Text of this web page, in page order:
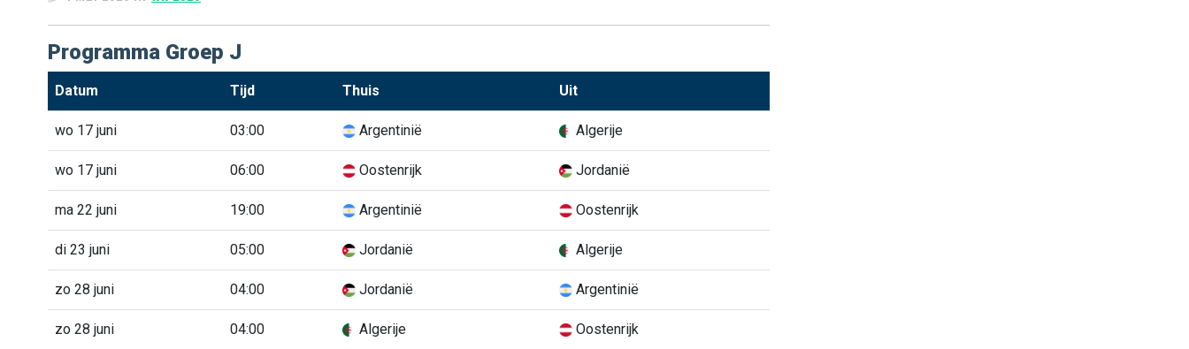
Programma Groep J
Datum Tijd Thuis Uit
wo 17 juni 03:00 Argentinië Algerije
wo 17 juni 06:00 Oostenrijk Jordanië
ma 22 juni 19:00 Argentinië Oostenrijk
di 23 juni 05:00 Jordanië Algerije
zo 28 juni 04:00 Jordanië Argentinië
zo 28 juni 04:00 Algerije Oostenrijk